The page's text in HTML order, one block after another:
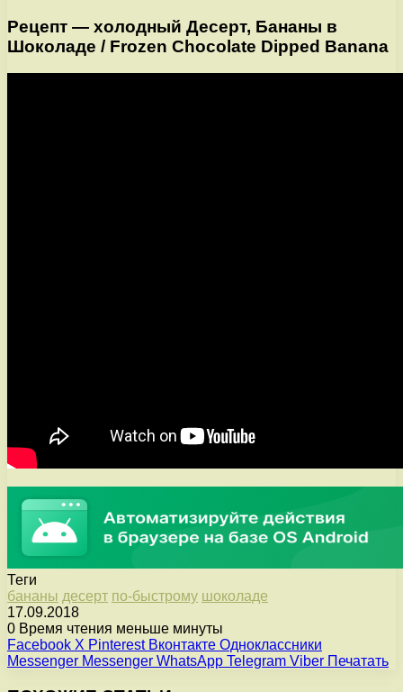
Рецепт — холодный Десерт, Бананы в
Шоколаде / Frozen Chocolate Dipped Banana
Теги
бананы десерт по-быстрому шоколаде
17.09.2018
0 Время чтения меньше минуты
Facebook X Pinterest Вконтакте Одноклассники
Messenger Messenger WhatsApp Telegram Viber Печатать